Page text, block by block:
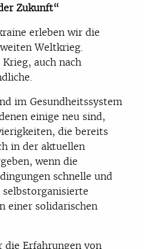
Zukunft“
erleben wir die
Weltkrieg.
auch nach
im Gesundheitssystem
einige neu sind,
die bereits
in der aktuellen
wenn die
schnelle und
einer solidarischen
die Erfahrungen von